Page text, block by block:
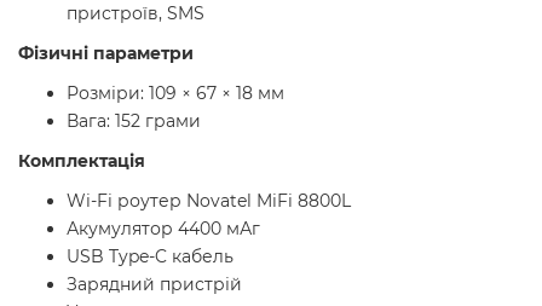
пристроїв, SMS
Фізичні параметри
Розміри: 109 × 67 × 18 мм
Вага: 152 грами
Комплектація
Wi-Fi роутер Novatel MiFi 8800L
Акумулятор 4400 мАг
USB Type-C кабель
Зарядний пристрій